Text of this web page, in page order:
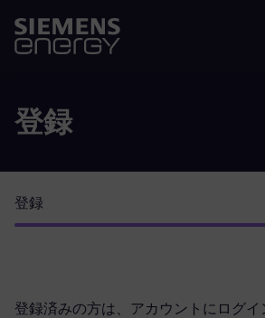
登録
登録
登録済みの方は、 アカウントにログイ